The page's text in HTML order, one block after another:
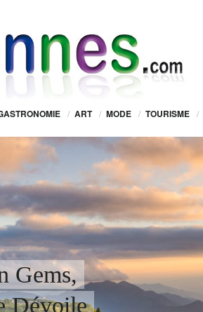
/ ART / MODE / TOURISME /
Gems,
Dévoile